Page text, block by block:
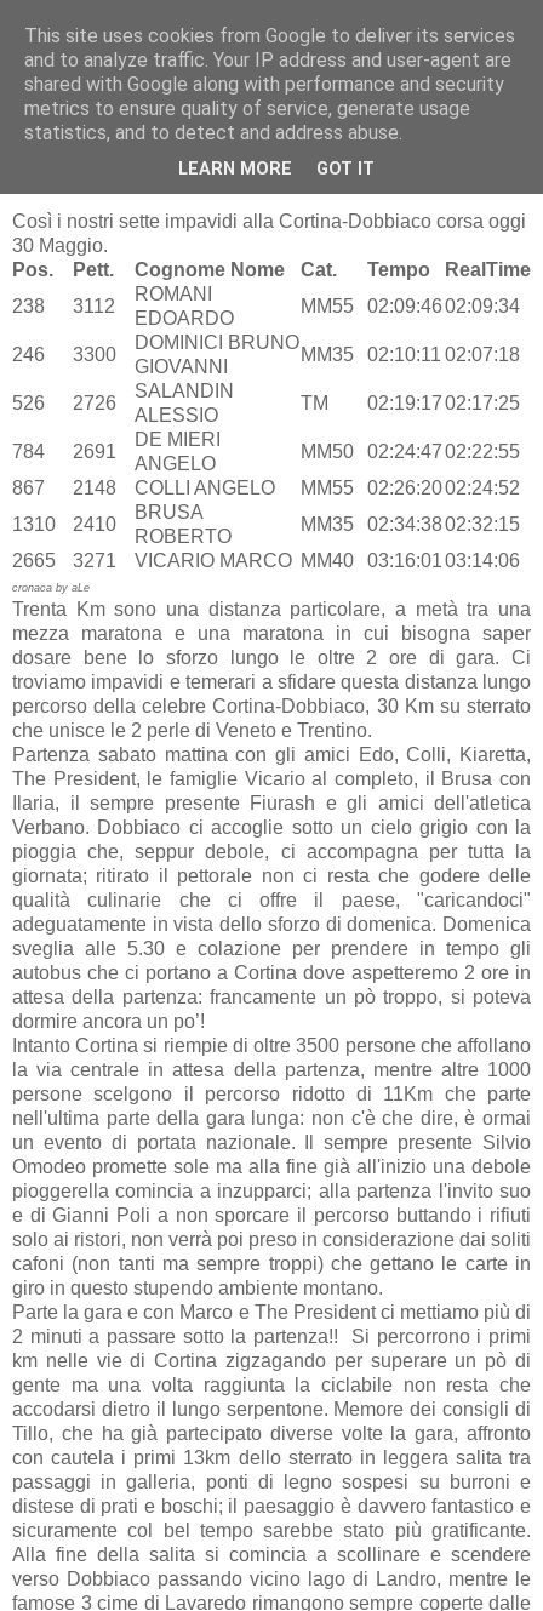
RUNNERS VALBOSSA
domenica 30 maggio 2010
CORTINA - DOBBIACO
Così i nostri sette impavidi alla Cortina-Dobbiaco corsa oggi
30 Maggio.
Pos.
Pett. Cognome Nome Cat. Tempo
RealTime
238
3112
ROMANI
EDOARDO
MM55 02:09:4602:09:34
246 3300
DOMINICI BRUNO
GIOVANNI
MM35 02:10:11 02:07:18
526 2726
SALANDIN
ALESSIO
TM 02:19:1702:17:25
784 2691
DE MIERI
ANGELO
MM50 02:24:4702:22:55
867
2148 COLLI ANGELO MM55 02:26:2002:24:52
1310
2410
BRUSA
ROBERTO
MM35 02:34:3802:32:15
2665
3271 VICARIO MARCO MM40 03:16:0103:14:06
cronaca by aLe
Trenta Km sono una distanza particolare, a metà tra una
mezza maratona e una maratona in cui bisogna saper
dosare bene lo sforzo lungo le oltre 2 ore di gara. Ci
troviamo impavidi e temerari a sfidare questa distanza lungo
percorso della celebre Cortina-Dobbiaco, 30 Km su sterrato
che unisce le 2 perle di Veneto e Trentino.
Partenza sabato mattina con gli amici Edo, Colli, Kiaretta,
The President, le famiglie Vicario al completo, il Brusa con
Ilaria, il sempre presente Fiurash e gli amici dell'atletica
Verbano. Dobbiaco ci accoglie sotto un cielo grigio con la
pioggia che, seppur debole, ci accompagna per tutta la
giornata; ritirato il pettorale non ci resta che godere delle
qualità culinarie che ci offre il paese, "caricandoci"
adeguatamente in vista dello sforzo di domenica. Domenica
sveglia alle 5.30 e colazione per prendere in tempo gli
autobus che ci portano a Cortina dove aspetteremo 2 ore in
attesa della partenza: francamente un pò troppo, si poteva
dormire ancora un po’!
Intanto Cortina si riempie di oltre 3500 persone che affollano
la via centrale in attesa della partenza, mentre altre 1000
persone scelgono il percorso ridotto di 11Km che parte
nell'ultima parte della gara lunga: non c'è che dire, è ormai
un evento di portata nazionale. Il sempre presente Silvio
Omodeo promette sole ma alla fine già all'inizio una debole
pioggerella comincia a inzupparci; alla partenza l'invito suo
e di Gianni Poli a non sporcare il percorso buttando i rifiuti
solo ai ristori, non verrà poi preso in considerazione dai soliti
cafoni (non tanti ma sempre troppi) che gettano le carte in
giro in questo stupendo ambiente montano.
Parte la gara e con Marco e The President ci mettiamo più di
2 minuti a passare sotto la partenza!! Si percorrono i primi
km nelle vie di Cortina zigzagando per superare un pò di
gente ma una volta raggiunta la ciclabile non resta che
accodarsi dietro il lungo serpentone. Memore dei consigli di
Tillo, che ha già partecipato diverse volte la gara, affronto
con cautela i primi 13km dello sterrato in leggera salita tra
passaggi in galleria, ponti di legno sospesi su burroni e
distese di prati e boschi; il paesaggio è davvero fantastico e
sicuramente col bel tempo sarebbe stato più gratificante.
Alla fine della salita si comincia a scollinare e scendere
verso Dobbiaco passando vicino lago di Landro, mentre le
famose 3 cime di Lavaredo rimangono sempre coperte dalle
This site uses cookies from Google to deliver its services
and to analyze traffic. Your IP address and user-agent are
shared with Google along with performance and security
metrics to ensure quality of service, generate usage
statistics, and to detect and address abuse.
LEARN MORE GOT IT